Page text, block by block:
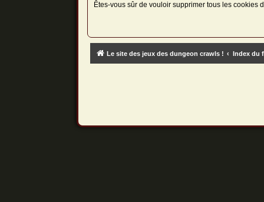
Êtes-vous sûr de vouloir supprimer tous les cookies
Le site des jeux des dungeon crawls ! Index du